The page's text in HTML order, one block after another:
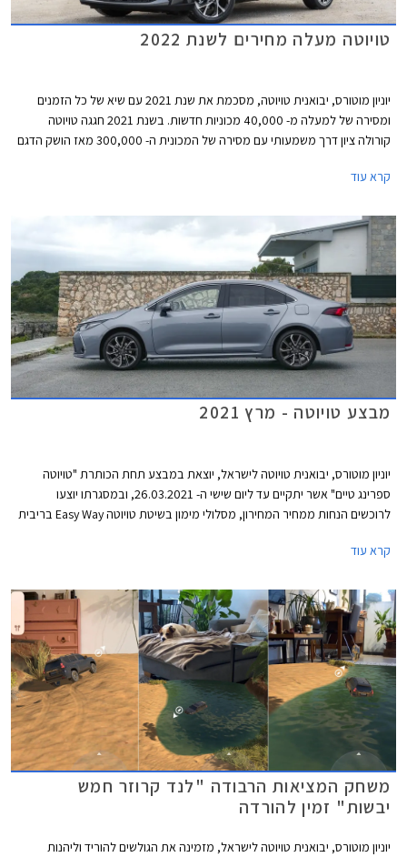
טויוטה מעלה מחירים לשנת 2022
יוניון מוטורס, יבואנית טויוטה, מסכמת את שנת 2021 עם שיא של כל הזמנים
ומסירה של למעלה מ- 40,000 מכוניות חדשות. בשנת 2021 חגגה טויוטה
קורולה ציון דרך משמעותי עם מסירה של המכונית ה- 300,000 מאז הושק הדגם
קרא עוד
מבצע טויוטה - מרץ 2021
יוניון מוטורס, יבואנית טויוטה לישראל, יוצאת במבצע תחת הכותרת "טויוטה
ספרינג טיים" אשר יתקיים עד ליום שישי ה- 26.03.2021, ובמסגרתו יוצעו
לרוכשים הנחות ממחיר המחירון, מסלולי מימון בשיטת טויוטה Easy Way בריבית
קרא עוד
משחק המציאות הרבודה "לנד קרוזר חמש
יבשות" זמין להורדה
יוניון מוטורס, יבואנית טויוטה לישראל, מזמינה את הגולשים להוריד וליהנות